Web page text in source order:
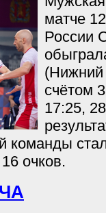
матче
России
(Нижний
счётом
17:25,
команды
очков.